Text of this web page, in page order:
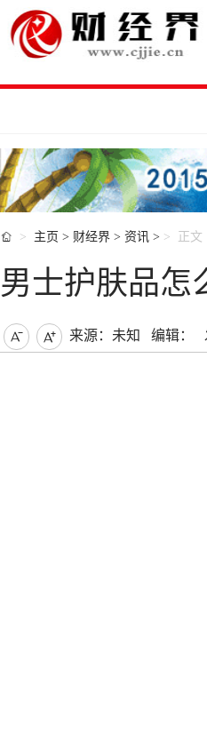
 主页 > 财经界 > 资讯 > 正文
男士护肤品怎
  来源：未知 编辑：